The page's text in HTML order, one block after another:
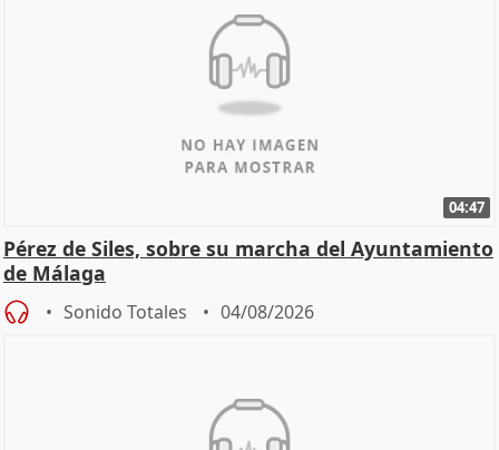
04:47
Pérez de Siles, sobre su marcha del Ayuntamiento
de Málaga
Sonido Totales 04/08/2026